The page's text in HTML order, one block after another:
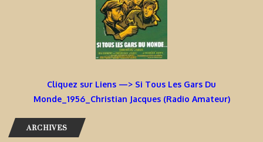
Cliquez sur Liens —> Si Tous Les Gars Du
Monde_1956_Christian Jacques (Radio Amateur)
ARCHIVES